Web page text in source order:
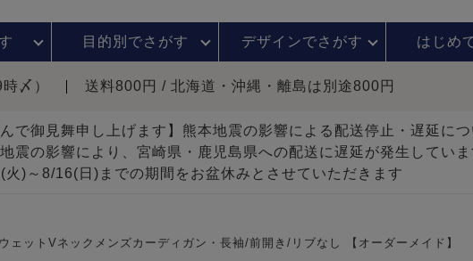
目的別でさがす デザインでさがす はじめ
〆） 送料800円 / 北海道・沖縄・離島は別途800円
んで御見舞申し上げます】熊本地震の影響による配送停止・遅延に
地震の影響により、宮崎県・鹿児島県への配送に遅延が発生していま
火)～8/16(日)までの期間をお盆休みとさせていただきます
ェットVネックメンズカーディガン・長袖/前開き/リブなし 【オーダーメイド】